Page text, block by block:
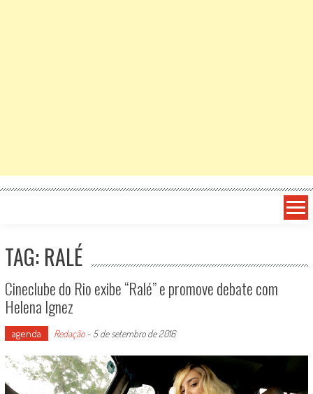
TAG: RALÉ
Cineclube do Rio exibe “Ralé” e promove debate com
Helena Ignez
agenda Redação- 5 de setembro de 2016